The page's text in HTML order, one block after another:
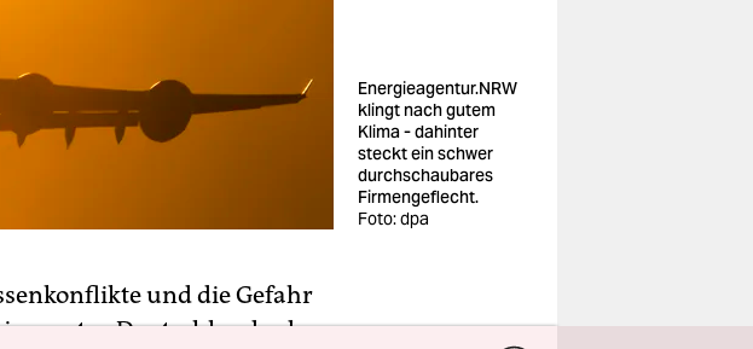
Energieagentur.NRW
klingt nach gutem
Klima - dahinter
steckt ein schwer
durchschaubares
Firmengeflecht.
Foto: dpa
und die Gefahr
Deutschlands, der